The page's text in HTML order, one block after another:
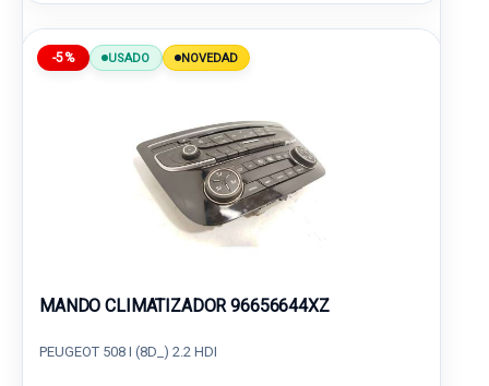
-5% USADO NOVEDAD
MANDO CLIMATIZADOR 96656644XZ
PEUGEOT 508 I (8D_) 2.2 HDI